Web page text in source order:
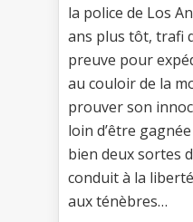
la police de Los
ans plus tôt, trafi
preuve pour
au couloir de la
prouver son
loin d’être
bien deux sortes
conduit à la
aux ténèbres…